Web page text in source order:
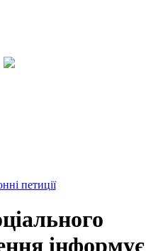
петиції
інформує